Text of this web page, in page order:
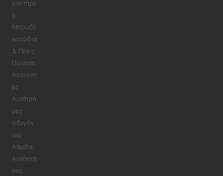
μαντήρε
ς
Μπουζο
καλώδια
& Πίπες
Πολλαπ
λασιαστ
ές
Αισθητή
ρες
οξυγόν
ου/
Λάμδα
Αισθητή
ρες